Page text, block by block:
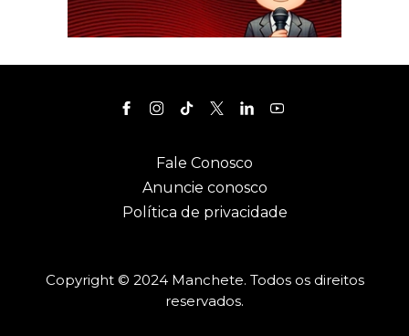
Fale Conosco
Anuncie conosco
Política de privacidade
Copyright © 2024 Manchete. Todos os direitos
reservados.